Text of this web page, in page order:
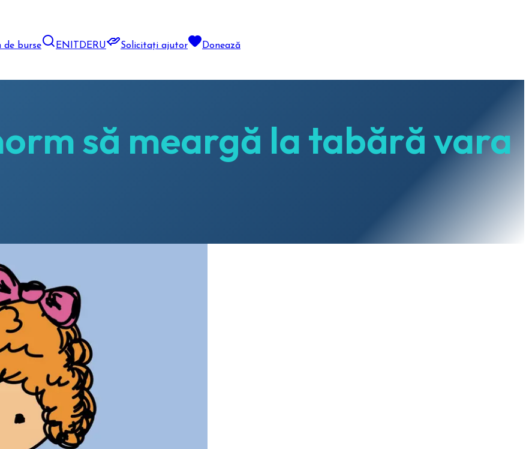
de burse EN DERU Solicitați ajutor Donează
să meargă la tabără vara